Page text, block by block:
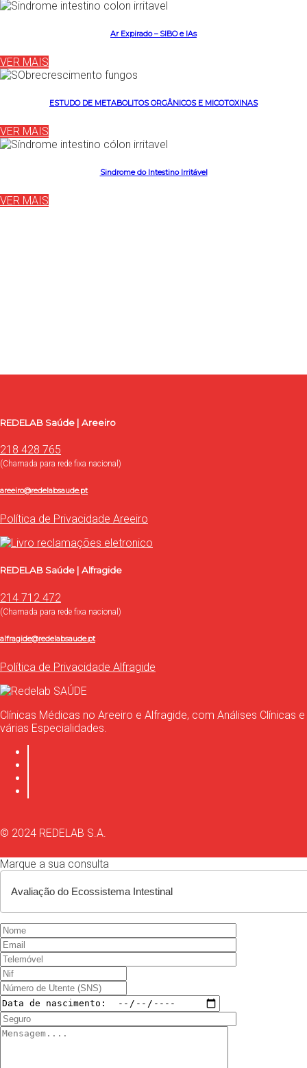
Ar Expirado – SIBO e IAs
VER MAIS
ESTUDO DE METABOLITOS ORGÂNICOS E MICOTOXINAS
VER MAIS
Sindrome do Intestino Irritável
VER MAIS
REDELAB Saúde | Areeiro
218 428 765
(Chamada para rede fixa nacional)
areeiro@redelabsaude.pt
Política de Privacidade Areeiro
REDELAB Saúde | Alfragide
214 712 472
(Chamada para rede fixa nacional)
alfragide@redelabsaude.pt
Política de Privacidade Alfragide
Clínicas Médicas no Areeiro e Alfragide, com Análises Clínicas e
várias Especialidades.
© 2024 REDELAB S.A.
Marque a sua consulta